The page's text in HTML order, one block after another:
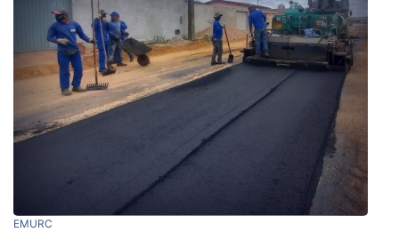
EMURC